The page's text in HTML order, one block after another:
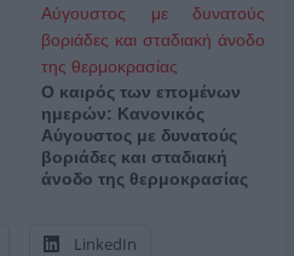
Ο καιρός των επομένων
ημερών: Κανονικός
Αύγουστος με δυνατούς
βοριάδες και σταδιακή
άνοδο της θερμοκρασίας
LinkedIn